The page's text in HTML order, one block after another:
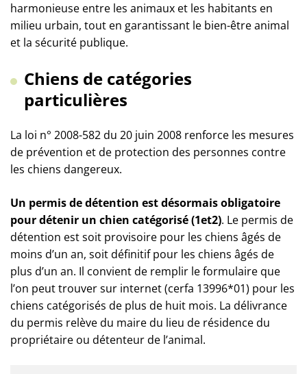
harmonieuse entre les animaux et les habitants en
milieu urbain, tout en garantissant le bien-être animal
et la sécurité publique.
Chiens de catégories
particulières
La loi n° 2008-582 du 20 juin 2008 renforce les mesures
de prévention et de protection des personnes contre
les chiens dangereux.
Un permis de détention est désormais obligatoire
pour détenir un chien catégorisé (1et2). Le permis de
détention est soit provisoire pour les chiens âgés de
moins d’un an, soit définitif pour les chiens âgés de
plus d’un an. Il convient de remplir le formulaire que
l’on peut trouver sur internet (cerfa 13996*01) pour les
chiens catégorisés de plus de huit mois. La délivrance
du permis relève du maire du lieu de résidence du
propriétaire ou détenteur de l’animal.